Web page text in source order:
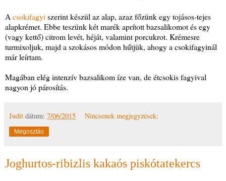
A csokifagyi szerint készül az alap, azaz főzünk egy tojásos-tejes
alapkrémet. Ebbe teszünk két marék aprított bazsalikomot és egy
(vagy kettő) citrom levét, héját, valamint porcukrot. Krémesre
turmixoljuk, majd a szokásos módon hűtjük, ahogy a csokifagyinál
már leírtam.
Magában elég intenzív bazsalikom íze van, de étcsokis fagyival
nagyon jó párosítás.
Judit dátum: 7/06/2015 Nincsenek megjegyzések:
Megosztás
Joghurtos-ribizlis kakaós piskótatekercs